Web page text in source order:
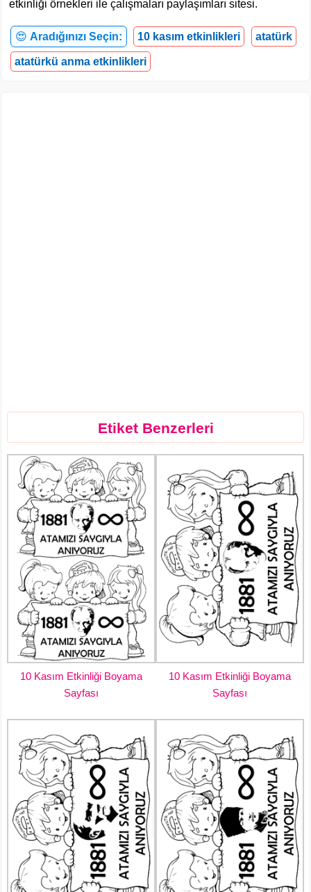
etkinliği örnekleri ile çalışmaları paylaşımları sitesi.
😍 Aradığınızı Seçin: 10 kasım etkinlikleri atatürk
atatürkü anma etkinlikleri
Etiket Benzerleri
10 Kasım Etkinliği Boyama
Sayfası
10 Kasım Etkinliği Boyama
Sayfası